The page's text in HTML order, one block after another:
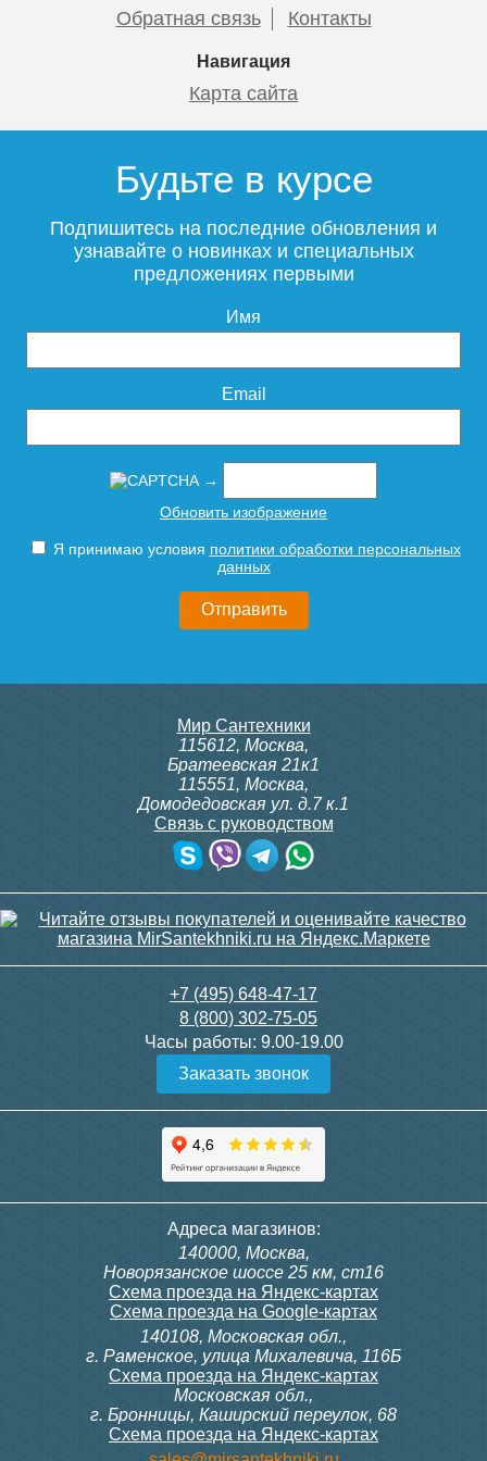
Подробнее Подробнее
Тумба с раковиной Мисти
(Misty) Лаванда 105 прямая
20 270
57 455
правая
Line ЛОФТ 60/80 Classic
51 100
Line ЛОФТ 80/100 Classic
54 298
Подробнее
Люкс белая PLUS левая
49 520
Мебель для ванной El Fante
напольная Даллас классик
120 Люкс белый PLUS
36 575
Мебель для ванной El Fante
напольная Даллас классик
120 Люкс белый PLUS
правая
Мебель для ванной El Fante
напольная Даллас 115 Люкс
белая PLUS левая
Мебель для ванной El Fante
напольная Даллас 115 Люкс
белая PLUS правая
Обратная связь Контакты
Навигация
Карта сайта
Будьте в курсе
Подпишитесь на последние обновления и
узнавайте о новинках и специальных
предложениях первыми
Имя
Email
→
Обновить изображение
Я принимаю условия политики обработки персональных
данных
Мир Сантехники
115612, Москва,
Братеевская 21к1
115551, Москва,
Домодедовская ул. д.7 к.1
Связь с руководством
+7 (495) 648-47-17
8 (800) 302-75-05
Часы работы: 9.00-19.00
Заказать звонок
Адреса магазинов:
140000, Москва,
Новорязанское шоссе 25 км, ст16
Схема проезда на Яндекс-картах
Схема проезда на Google-картах
140108, Московская обл.,
г. Раменское, улица Михалевича, 116Б
Схема проезда на Яндекс-картах
Московская обл.,
г. Бронницы, Каширский переулок, 68
Схема проезда на Яндекс-картах